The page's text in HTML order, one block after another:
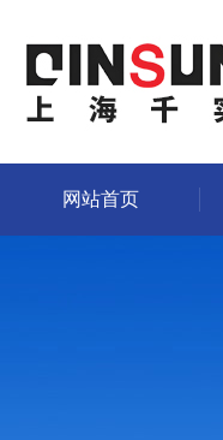
网站首页